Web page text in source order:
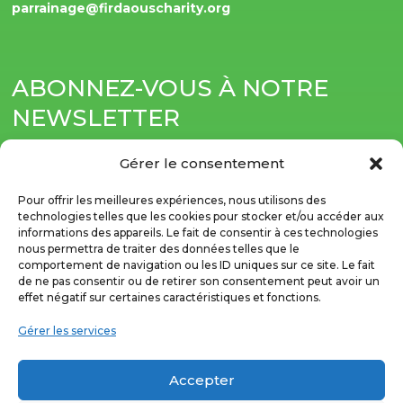
Gérer le consentement
Pour offrir les meilleures expériences, nous utilisons des
technologies telles que les cookies pour stocker et/ou accéder aux
informations des appareils. Le fait de consentir à ces technologies
nous permettra de traiter des données telles que le
comportement de navigation ou les ID uniques sur ce site. Le fait
de ne pas consentir ou de retirer son consentement peut avoir un
effet négatif sur certaines caractéristiques et fonctions.
Gérer les services
Accepter
parrainage@firdaouscharity.org
ABONNEZ-VOUS À NOTRE
NEWSLETTER
S'abonner